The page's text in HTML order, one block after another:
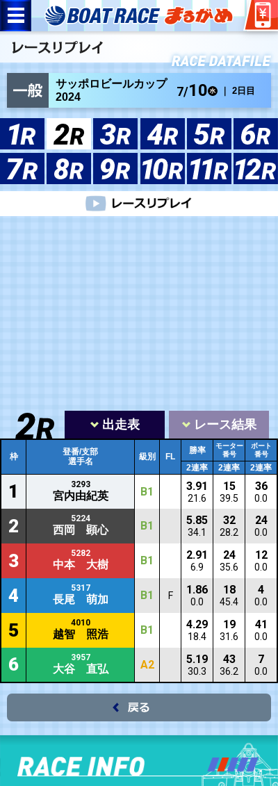
サッポロビールカップ
2024
7/10 ｜ 2日目
出走表 レース結果
枠
登番/支部
選手名
級別 FL
勝率
モーター
番号
ボート
番号
2連率 2連率 2連率
1 3293
宮内由紀英 B1 3.91
21.6
15
39.5
36
0.0
2 5224
西岡 顕心 B1 5.85
34.1
32
28.2
24
0.0
3 5282
中本 大樹 B1 2.91
6.9
24
35.6
12
0.0
4 5317
長尾 萌加 B1 F 1.86
0.0
18
45.4
4
0.0
5 4010
越智 照浩 B1 4.29
18.4
19
31.6
41
0.0
6 3957
大谷 直弘 A2 5.19
30.3
43
36.2
7
0.0